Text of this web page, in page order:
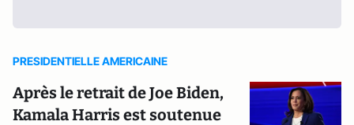
PRESIDENTIELLE AMERICAINE
Après le retrait de Joe Biden,
Kamala Harris est soutenue